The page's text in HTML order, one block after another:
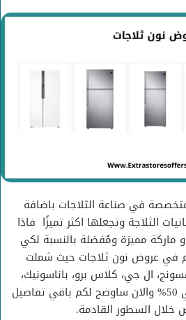
في صناعة الثلاجات باضافة
الثلاجة وتجعلها اكثر تميزًا فاذا
ماركة مميزة ومُفضلة بالنسبة لكي
في عروض نون ثلاجات حيث شملت
ال جي، كلاس برو، باناسونيك،
دايو وغيره بخصم يصل الي 50% والان ساوضح لكم باقي تفاصيل
خلال السطور القادمة.